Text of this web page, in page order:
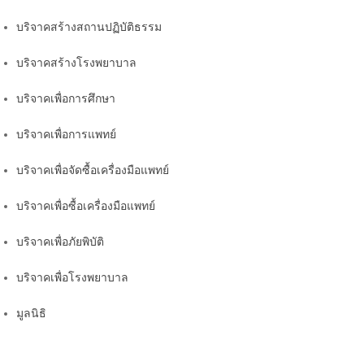
บริจาคสร้างสถานปฏิบัติธรรม
บริจาคสร้างโรงพยาบาล
บริจาคเพื่อการศึกษา
บริจาคเพื่อการแพทย์
บริจาคเพื่อจัดซื้อเครื่องมือแพทย์
บริจาคเพื่อซื้อเครื่องมือแพทย์
บริจาคเพื่อภัยพิบัติ
บริจาคเพื่อโรงพยาบาล
มูลนิธิ